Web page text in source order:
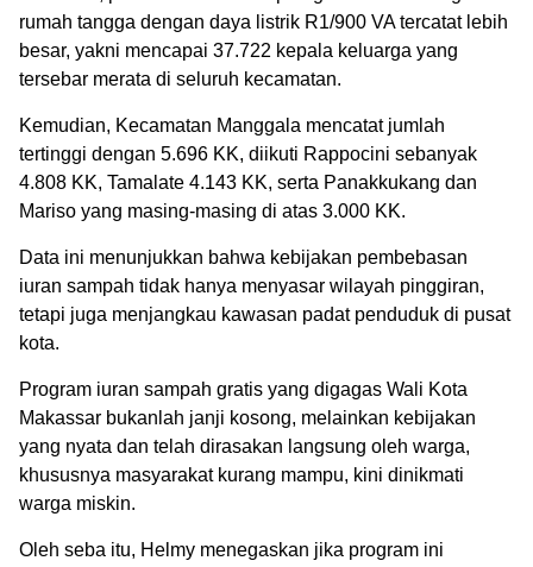
rumah tangga dengan daya listrik R1/900 VA tercatat lebih
besar, yakni mencapai 37.722 kepala keluarga yang
tersebar merata di seluruh kecamatan.
Kemudian, Kecamatan Manggala mencatat jumlah
tertinggi dengan 5.696 KK, diikuti Rappocini sebanyak
4.808 KK, Tamalate 4.143 KK, serta Panakkukang dan
Mariso yang masing-masing di atas 3.000 KK.
Data ini menunjukkan bahwa kebijakan pembebasan
iuran sampah tidak hanya menyasar wilayah pinggiran,
tetapi juga menjangkau kawasan padat penduduk di pusat
kota.
Program iuran sampah gratis yang digagas Wali Kota
Makassar bukanlah janji kosong, melainkan kebijakan
yang nyata dan telah dirasakan langsung oleh warga,
khususnya masyarakat kurang mampu, kini dinikmati
warga miskin.
Oleh seba itu, Helmy menegaskan jika program ini